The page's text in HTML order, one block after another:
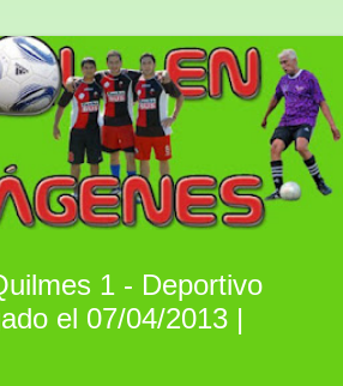
1 - Deportivo
el 07/04/2013 |